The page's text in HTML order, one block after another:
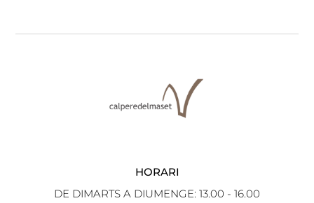
HORARI
DE DIMARTS A DIUMENGE: 13.00 - 16.00